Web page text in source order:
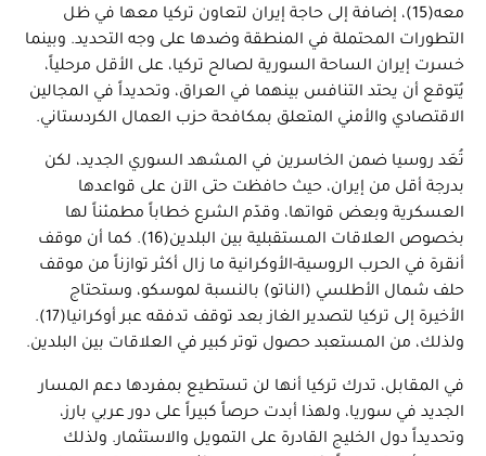
معه(15)، إضافة إلى حاجة إيران لتعاون تركيا معها في ظل
التطورات المحتملة في المنطقة وضدها على وجه التحديد. وبينما
خسرت إيران الساحة السورية لصالح تركيا، على الأقل مرحلياً،
يُتوقع أن يحتد التنافس بينهما في العراق، وتحديداً في المجالين
الاقتصادي والأمني المتعلق بمكافحة حزب العمال الكردستاني.
تُعَد روسيا ضمن الخاسرين في المشهد السوري الجديد، لكن
بدرجة أقل من إيران، حيث حافظت حتى الآن على قواعدها
العسكرية وبعض قواتها، وقدّم الشرع خطاباً مطمئناً لها
بخصوص العلاقات المستقبلية بين البلدين(16). كما أن موقف
أنقرة في الحرب الروسية-الأوكرانية ما زال أكثر توازناً من موقف
حلف شمال الأطلسي (الناتو) بالنسبة لموسكو، وستحتاج
الأخيرة إلى تركيا لتصدير الغاز بعد توقف تدفقه عبر أوكرانيا(17).
ولذلك، من المستعبد حصول توتر كبير في العلاقات بين البلدين.
في المقابل، تدرك تركيا أنها لن تستطيع بمفردها دعم المسار
الجديد في سوريا، ولهذا أبدت حرصاً كبيراً على دور عربي بارز،
وتحديداً دول الخليج القادرة على التمويل والاستثمار. ولذلك